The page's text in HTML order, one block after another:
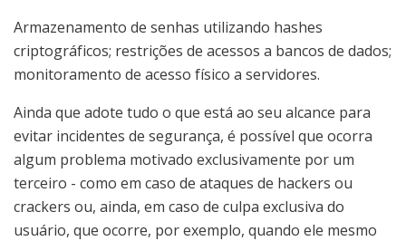
Armazenamento de senhas utilizando hashes
criptográficos; restrições de acessos a bancos de dados;
monitoramento de acesso físico a servidores.
Ainda que adote tudo o que está ao seu alcance para
evitar incidentes de segurança, é possível que ocorra
algum problema motivado exclusivamente por um
terceiro - como em caso de ataques de hackers ou
crackers ou, ainda, em caso de culpa exclusiva do
usuário, que ocorre, por exemplo, quando ele mesmo